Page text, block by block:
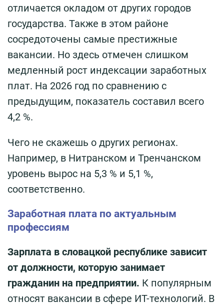
отличается окладом от других городов
государства. Также в этом районе
сосредоточены самые престижные
вакансии. Но здесь отмечен слишком
медленный рост индексации заработных
плат. На 2026 год по сравнению с
предыдущим, показатель составил всего
4,2 %.
Чего не скажешь о других регионах.
Например, в Нитранском и Тренчанском
уровень вырос на 5,3 % и 5,1 %,
соответственно.
Заработная плата по актуальным
профессиям
Зарплата в словацкой республике зависит
от должности, которую занимает
гражданин на предприятии. К популярным
относят вакансии в сфере ИТ-технологий. В